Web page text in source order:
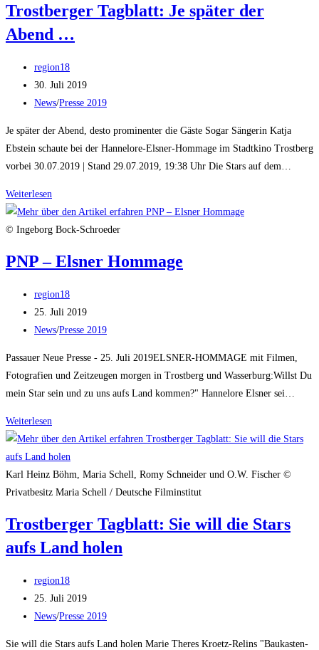
Hannelore
Elsner
Trostberger Tagblatt: Je später der
Abend …
Beitrags-
Autor:
region18
Beitrag
veröffentlicht:
30. Juli 2019
Beitrags-
News/Presse 2019
Je später der Abend, desto prominenter die Gäste Sogar Sängerin Katja
Ebstein schaute bei der Hannelore-Elsner-Hommage im Stadtkino Trostberg
vorbei 30.07.2019 | Stand 29.07.2019, 19:38 Uhr Die Stars auf dem…
Weiterlesen
Tagblatt:
Je
der
…
© Ingeborg Bock-Schroeder
PNP – Elsner Hommage
Beitrags-
Autor:
region18
Beitrag
veröffentlicht:
25. Juli 2019
Beitrags-
News/Presse 2019
Passauer Neue Presse - 25. Juli 2019ELSNER-HOMMAGE mit Filmen,
Fotografien und Zeitzeugen morgen in Trostberg und Wasserburg:Willst Du
mein Star sein und zu uns aufs Land kommen?" Hannelore Elsner sei…
Weiterlesen
–
Elsner
Hommage
Karl Heinz Böhm, Maria Schell, Romy Schneider und O.W. Fischer ©
Privatbesitz Maria Schell / Deutsche Filminstitut
Trostberger Tagblatt: Sie will die Stars
aufs Land holen
Beitrags-
Autor:
region18
Beitrag
veröffentlicht:
25. Juli 2019
Beitrags-
News/Presse 2019
Sie will die Stars aufs Land holen Marie Theres Kroetz-Relins "Baukasten-